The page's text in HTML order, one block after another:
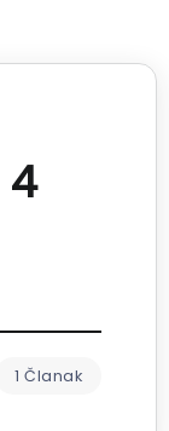
1 Članak